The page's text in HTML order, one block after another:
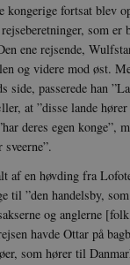
kongerige fortsat blev
som er
ene rejsende,
og videre mod øst.
side, passerede han
at ”disse lande
deres egen konge”,
af en høvding fra
til ”den handelsby,
og anglerne
havde Ottar på
som hører til